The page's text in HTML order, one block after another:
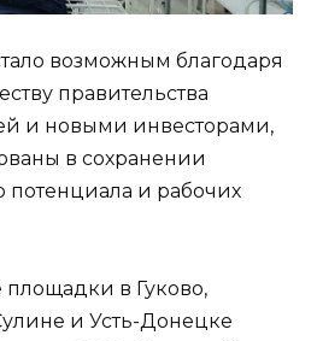
возможным благодаря
правительства
и новыми инвесторами,
в сохранении
потенциала и рабочих
в Гуково,
и Усть-Донецке